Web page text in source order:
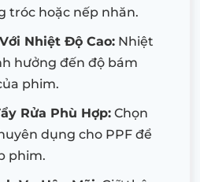
tróc hoặc nếp nhăn.
Nhiệt Độ Cao: Nhiệt
hưởng đến độ bám
phim.
Rửa Phù Hợp: Chọn
dụng cho PPF để
phim.